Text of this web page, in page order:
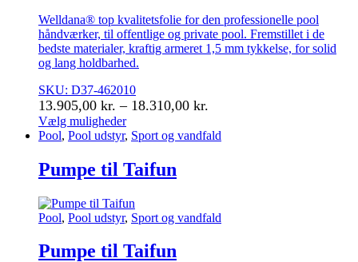
Welldana® top kvalitetsfolie for den professionelle pool
håndværker, til offentlige og private pool. Fremstillet i de
bedste materialer, kraftig armeret 1,5 mm tykkelse, for solid
og lang holdbarhed.
SKU: D37-462010
13.905,00 kr. – 18.310,00 kr.
til
Vælg muligheder
Dette
har
flere
Mulighederne
kan
på
Pool, Pool udstyr, Sport og vandfald
Pumpe til Taifun
Pool, Pool udstyr, Sport og vandfald
Pumpe til Taifun